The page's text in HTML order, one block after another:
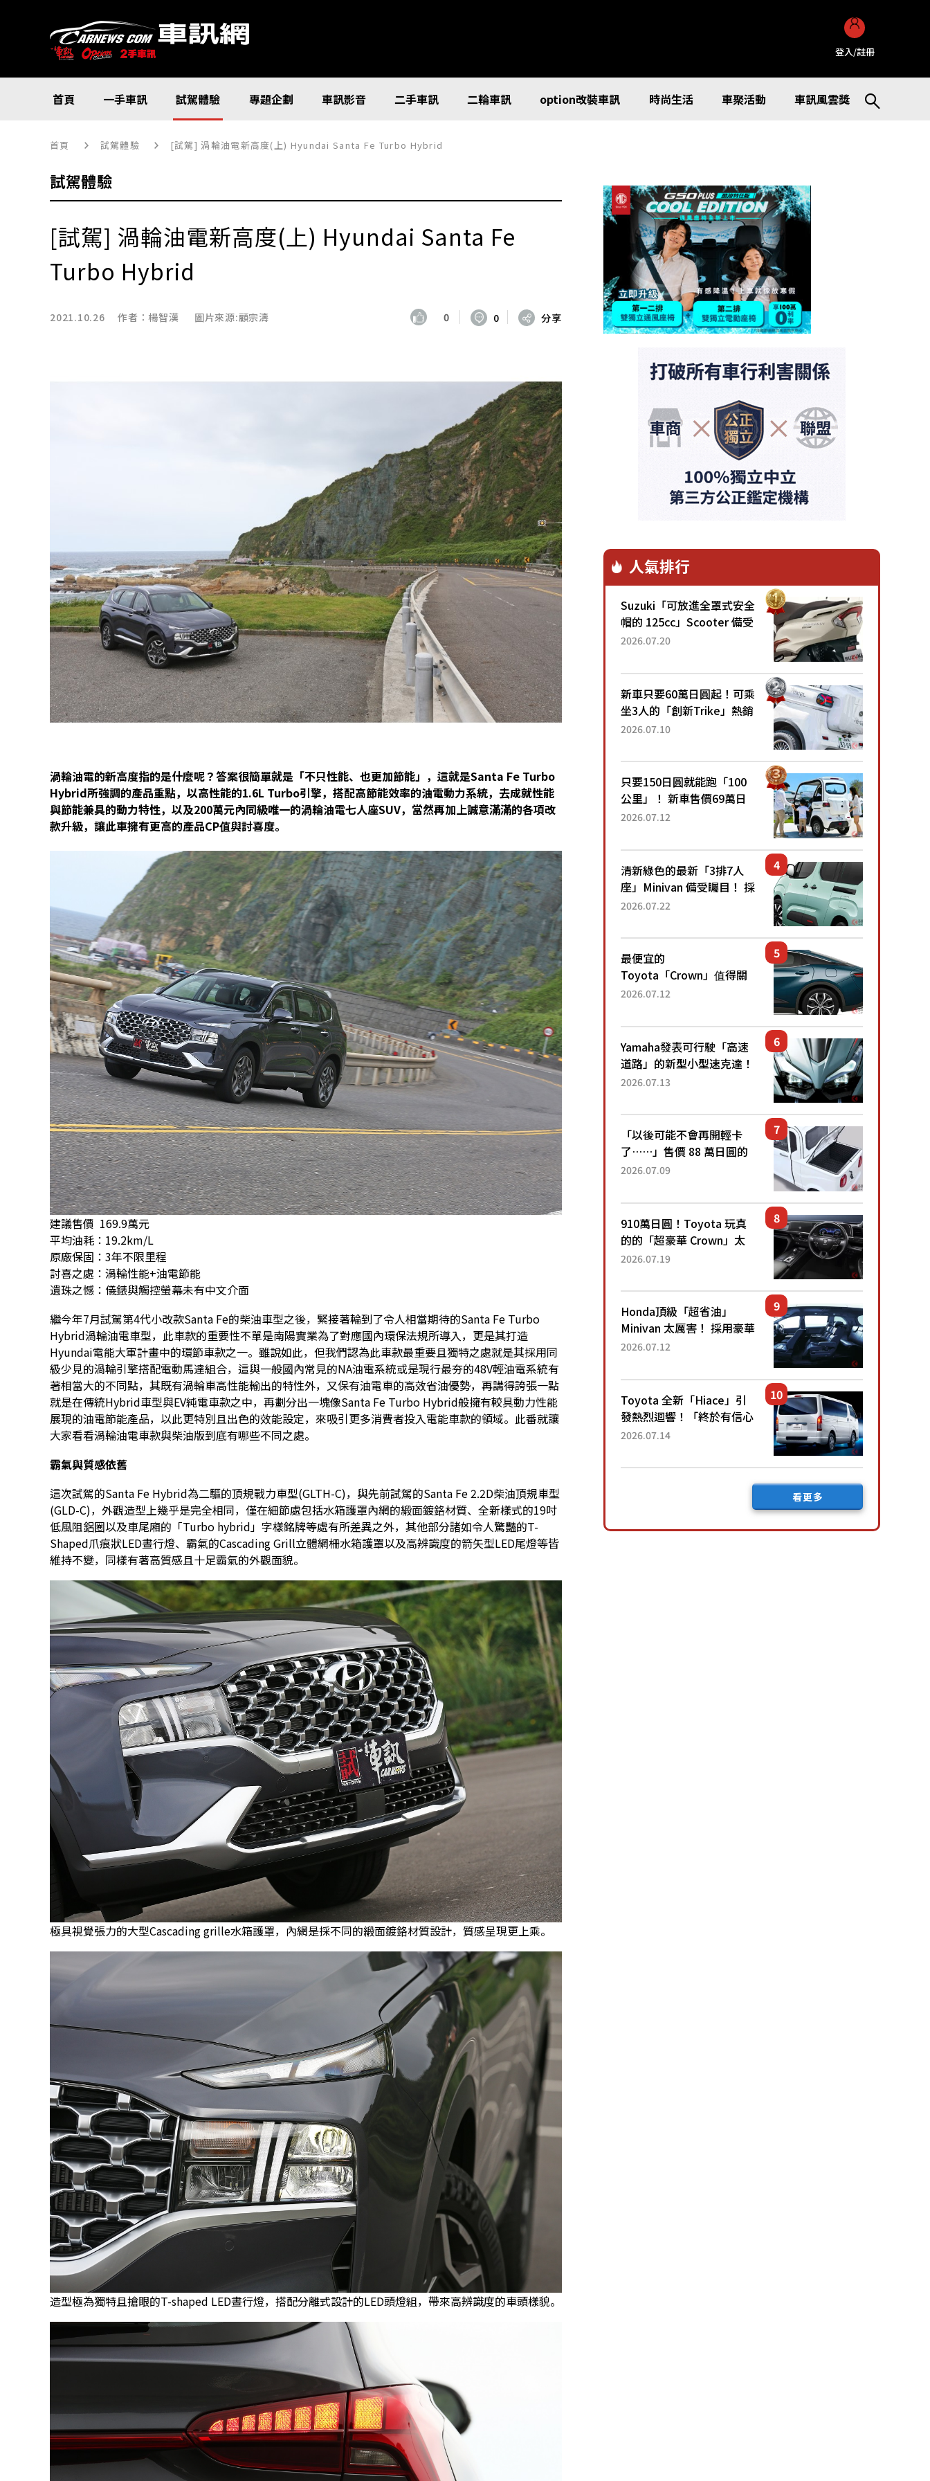
登入/註冊
首頁 一手車訊 試駕體驗 專題企劃 車訊影音 二手車訊 二輪車訊 option改裝車訊 時尚生活 車聚活動 車訊風雲獎
首頁 試駕體驗 [試駕] 渦輪油電新高度(上) Hyundai Santa Fe Turbo Hybrid
試駕體驗
[試駕] 渦輪油電新高度(上) Hyundai Santa Fe
Turbo Hybrid
2021.10.26 作者：楊智漢 圖片來源:顧宗濤 0 0 分享
渦輪油電的新高度指的是什麼呢？答案很簡單就是「不只性能、也更加節能」，這就是Santa Fe Turbo
Hybrid所強調的產品重點，以高性能的1.6L Turbo引擎，搭配高節能效率的油電動力系統，去成就性能
與節能兼具的動力特性，以及200萬元內同級唯一的渦輪油電七人座SUV，當然再加上誠意滿滿的各項改
款升級，讓此車擁有更高的產品CP值與討喜度。
建議售價 169.9萬元
平均油耗：19.2km/L
原廠保固：3年不限里程
討喜之處：渦輪性能+油電節能
遺珠之憾：儀錶與觸控螢幕未有中文介面
繼今年7月試駕第4代小改款Santa Fe的柴油車型之後，緊接著輪到了令人相當期待的Santa Fe Turbo
Hybrid渦輪油電車型，此車款的重要性不單是南陽實業為了對應國內環保法規所導入，更是其打造
Hyundai電能大軍計畫中的環節車款之一。雖說如此，但我們認為此車款最重要且獨特之處就是其採用同
級少見的渦輪引擎搭配電動馬達組合，這與一般國內常見的NA油電系統或是現行最夯的48V輕油電系統有
著相當大的不同點，其既有渦輪車高性能輸出的特性外，又保有油電車的高效省油優勢，再講得誇張一點
就是在傳統Hybrid車型與EV純電車款之中，再劃分出一塊像Santa Fe Turbo Hybrid般擁有較具動力性能
展現的油電節能產品，以此更特別且出色的效能設定，來吸引更多消費者投入電能車款的領域。此番就讓
大家看看渦輪油電車款與柴油版到底有哪些不同之處。
霸氣與質感依舊
這次試駕的Santa Fe Hybrid為二驅的頂規戰力車型(GLTH-C)，與先前試駕的Santa Fe 2.2D柴油頂規車型
(GLD-C)，外觀造型上幾乎是完全相同，僅在細節處包括水箱護罩內網的緞面鍍鉻材質、全新樣式的19吋
低風阻鋁圈以及車尾廂的「Turbo hybrid」字樣銘牌等處有所差異之外，其他部分諸如令人驚豔的T-
Shaped爪痕狀LED晝行燈、霸氣的Cascading Grill立體網柵水箱護罩以及高辨識度的箭矢型LED尾燈等皆
維持不變，同樣有著高質感且十足霸氣的外觀面貌。
極具視覺張力的大型Cascading grille水箱護罩，內網是採不同的緞面鍍鉻材質設計，質感呈現更上乘。
造型極為獨特且搶眼的T-shaped LED晝行燈，搭配分離式設計的LED頭燈組，帶來高辨識度的車頭樣貌。
人氣排行
Suzuki「可放進全罩式安全
帽的 125cc」Scooter 備受
矚目！採用全新流線設計與
已陸續開始出口的新款
「B...
2026.07.20
新車只要60萬日圓起！可乘
坐3人的「創新Trike」熱銷
大賣成為人氣車款！「養車
日圓就能跑100公里」「小
朋友坐得...
2026.07.10
只要150日圓就能跑「100
公里」！ 新車售價69萬日
圓的「3人座」Trike大受歡
為何能迅速熱賣？
2026.07.12
清新綠色的最新「3排7人
座」Minivan 備受矚目！ 採
用全長4.7公尺剛剛好的車
還推出467萬元日圓起的5
人座版...
2026.07.22
最便宜的
Toyota「Crown」值得關
注！ 搭載4WD、每公升
眼！ 配備豐富、超越售價
水準，堪稱高CP值代表的
「...
2026.07.12
Yamaha發表可行駛「高速
道路」的新型小型速克達！
搭載能享受超強勁「渦輪
高階「Super Sport」車款
相同的...
2026.07.13
「以後可能不會再開輕卡
了……」售價 88 萬日圓的
「超迷你輕型貨車」引發兩
100 公里！」「免驗車真的
太棒了！...
2026.07.09
910萬日圓！Toyota 玩真
的的「超豪華 Crown」太
厲害了！採用由「匠人技
運動化「底盤設定」！還配
備專屬豪華...
2026.07.19
Honda頂級「超省油」
Minivan 太厲害！ 採用豪華
「真皮座椅」與專屬「黑色
公里，兼具優異節能表現與
舒適「三...
2026.07.12
Toyota 全新「Hiace」引
發熱烈迴響！「終於有信心
下訂了！」「哪個等級交車
後竟然還要等「超過半年」
2026.07.14
看更多